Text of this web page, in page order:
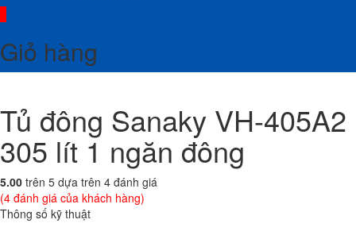
Giỏ hàng
Tủ đông Sanaky VH-405A2
305 lít 1 ngăn đông
5.00 trên 5 dựa trên 4 đánh giá
(4 đánh giá của khách hàng)
Thông số kỹ thuật